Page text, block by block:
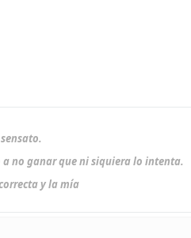
no ganar que ni siquiera lo intenta.
y la mía